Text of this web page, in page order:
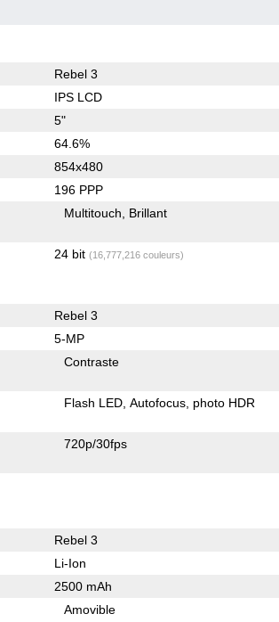
Rebel 3
IPS LCD
5"
64.6%
854x480
196 PPP
Multitouch Brillant
24 bit (16,777,216 couleurs)
Rebel 3
5-MP
Contraste
Flash LED Autofocus photo HDR
720p/30fps
Rebel 3
Li-Ion
2500 mAh
Amovible